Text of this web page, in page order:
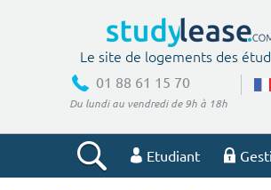
Le site de logements des
01 88 61 15 70
Du lundi au vendredi de 9h à 18h
Etudiant